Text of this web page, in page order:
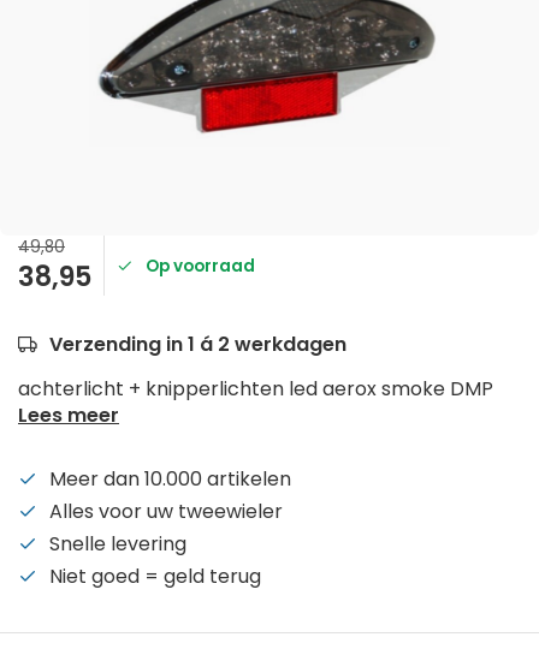
49,80
38,95 Op voorraad
Verzending in 1 á 2 werkdagen
achterlicht + knipperlichten led aerox smoke DMP
Lees meer
Meer dan 10.000 artikelen
Alles voor uw tweewieler
Snelle levering
Niet goed = geld terug